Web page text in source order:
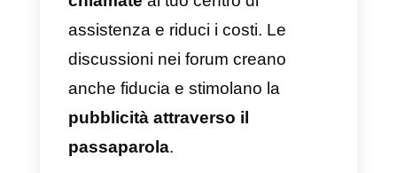
tecniche di vendita online
maggior parte di queste
la creazione di un sito web o
almeno di una landing page con
le informazioni base circa un